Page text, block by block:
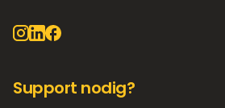
Support nodig?